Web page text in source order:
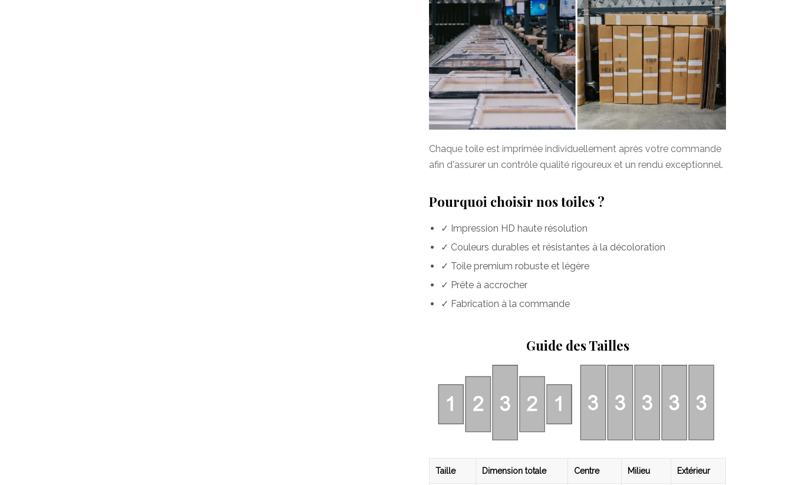
Chaque toile est imprimée individuellement après votre commande
afin d'assurer un contrôle qualité rigoureux et un rendu exceptionnel.
Pourquoi choisir nos toiles ?
✓ Impression HD haute résolution
✓ Couleurs durables et résistantes à la décoloration
✓ Toile premium robuste et légère
✓ Prête à accrocher
✓ Fabrication à la commande
Guide des Tailles
Taille Dimension totale Centre Milieu Extérieur